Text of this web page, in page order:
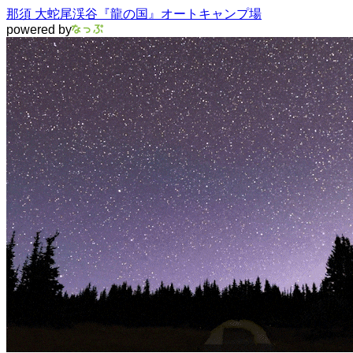
那須 大蛇尾渓谷『龍の国』オートキャンプ場
powered by